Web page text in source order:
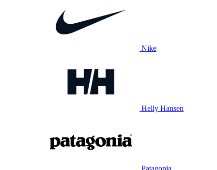
Nike
Helly Hansen
Patagonia